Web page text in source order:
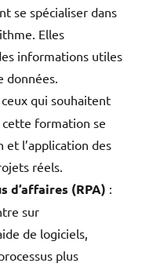
se spécialiser dans
Elles
informations utiles
données.
qui souhaitent
cette formation se
l’application des
réels.
d’affaires (RPA) :
sur
de logiciels,
plus